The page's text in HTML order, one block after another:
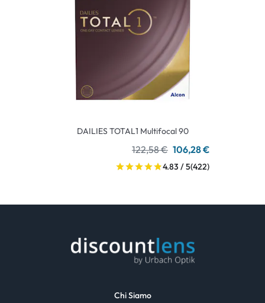
DAILIES TOTAL1 Multifocal 90
122,58 € 106,28 €
4.83 / 5(422)
Chi Siamo